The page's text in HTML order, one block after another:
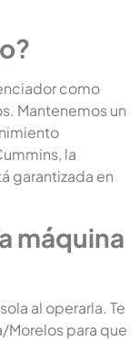
como
Mantenemos un
la
garantizada en
máquina
al operarla. Te
Morelos para que